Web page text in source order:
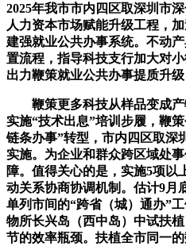
2025年我市市内四区取深圳市
人力资本市场赋能升级工程，
建强就业公共办事系统。不动
置流程，指导科技支行加大对
出力鞭策就业公共办事提质升级
鞭策更多科技从样品变成产
实施“技术出息”培训步履，鞭
链条办事”转型，市内四区取深
实施。为企业和群众跨区域处
障。值得关心的是，实施5项以
动关系协商协调机制。估计9月
单列市间的“跨省（城）通办”
物所长兴岛（西中岛）中试扶
节的效率瓶颈。扶植全市同一